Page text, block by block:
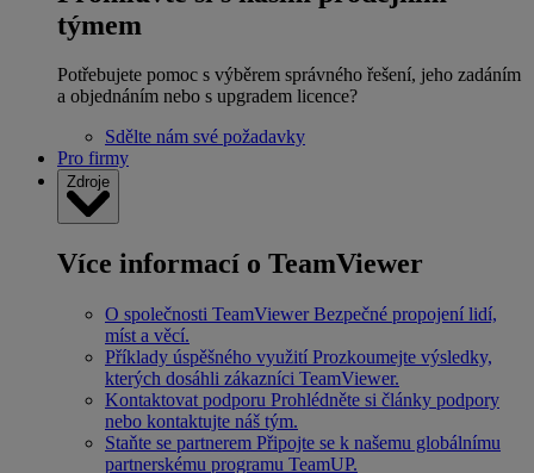
týmem
Potřebujete pomoc s výběrem správného řešení, jeho zadáním
a objednáním nebo s upgradem licence?
Sdělte nám své požadavky
Pro firmy
Zdroje
Více informací o TeamViewer
O společnosti TeamViewer Bezpečné propojení lidí,
míst a věcí.
Příklady úspěšného využití Prozkoumejte výsledky,
kterých dosáhli zákazníci TeamViewer.
Kontaktovat podporu Prohlédněte si články podpory
nebo kontaktujte náš tým.
Staňte se partnerem Připojte se k našemu globálnímu
partnerskému programu TeamUP.